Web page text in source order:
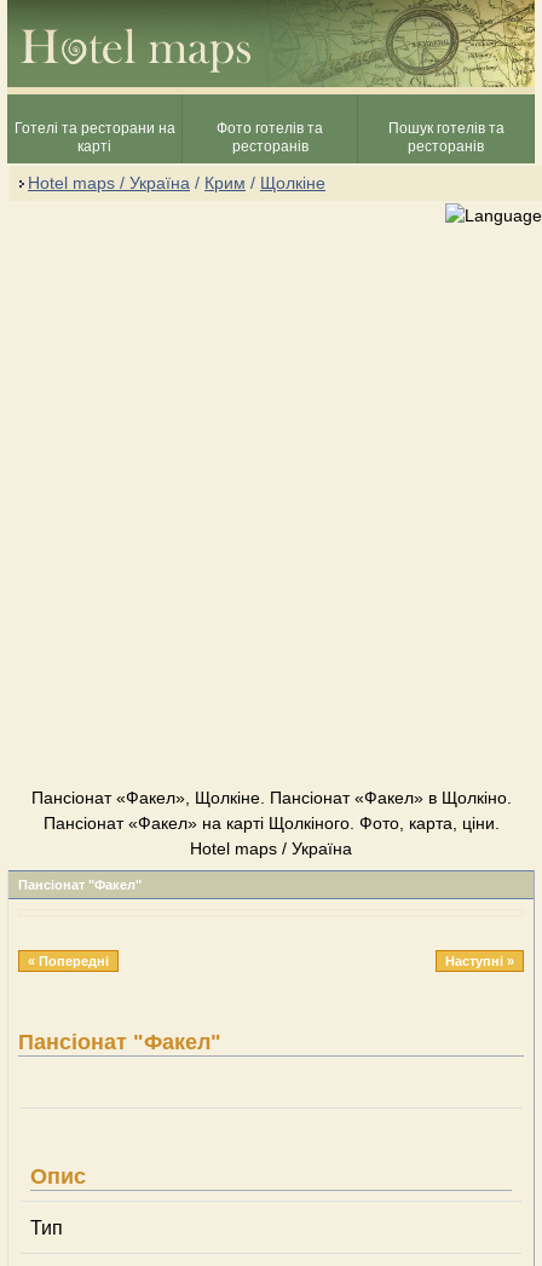
Готелі та ресторани на
карті
Фото готелів та
ресторанів
Пошук готелів та
ресторанів
Hotel maps / Україна / Крим / Щолкіне
Пансіонат «Факел», Щолкіне. Пансіонат «Факел» в Щолкіно.
Пансіонат «Факел» на карті Щолкіного. Фото, карта, ціни.
Hotel maps / Україна
Пансіонат "Факел"
« Попередні Наступні »
Пансіонат "Факел"
Опис
Тип